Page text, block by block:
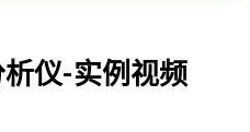
仪-实例视频